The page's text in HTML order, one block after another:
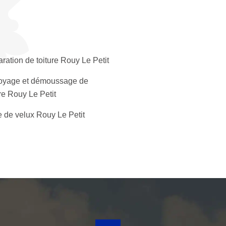
de toiture Rouy Le Petit
et démoussage de
Rouy Le Petit
de velux Rouy Le Petit